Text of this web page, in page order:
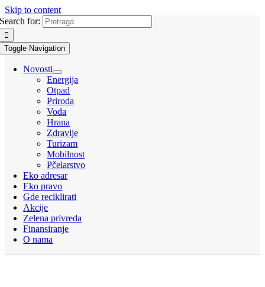
Skip to content
Search for:
Toggle Navigation
Novosti
Energija
Otpad
Priroda
Voda
Hrana
Zdravlje
Turizam
Mobilnost
Pčelarstvo
Eko adresar
Eko pravo
Gde reciklirati
Akcije
Zelena privreda
Finansiranje
O nama